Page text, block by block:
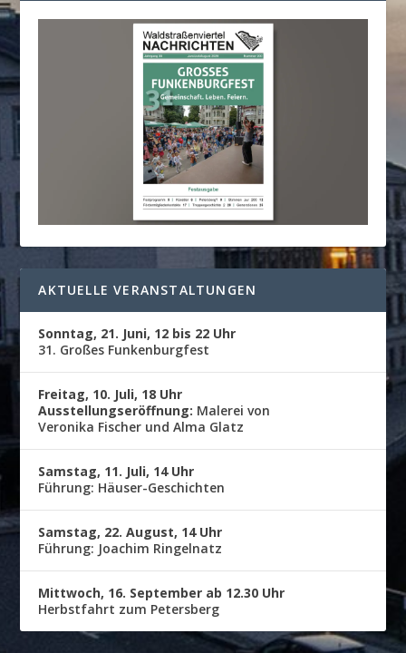
AKTUELLE VERANSTALTUNGEN
Sonntag, 21. Juni, 12 bis 22 Uhr
31. Großes Funkenburgfest
Freitag, 10. Juli, 18 Uhr
Ausstellungseröffnung: Malerei von
Veronika Fischer und Alma Glatz
Samstag, 11. Juli, 14 Uhr
Führung: Häuser-Geschichten
Samstag, 22. August, 14 Uhr
Führung: Joachim Ringelnatz
Mittwoch, 16. September ab 12.30 Uhr
Herbstfahrt zum Petersberg